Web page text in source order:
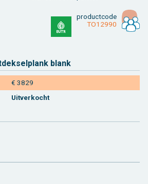
product­code
TO12990
blank
€ 3829
Uit­ver­kocht